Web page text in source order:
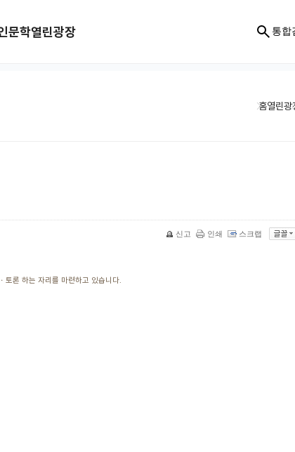
문학열린광장 통합
홈열린광
신고 인쇄 스크랩
토론 하는 자리를 마련하고 있습니다.